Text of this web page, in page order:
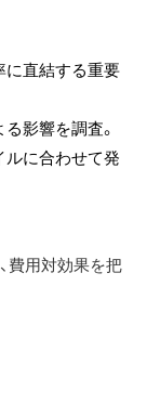
に直結する重要
影響を調査。
ルに合わせて発
費用対効果を把